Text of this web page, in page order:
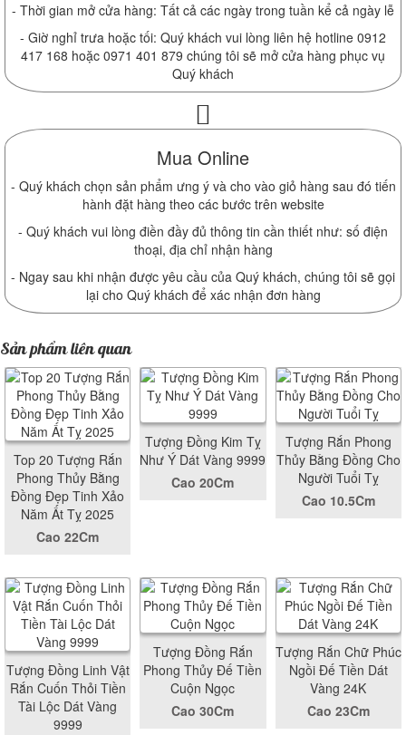
- Thời gian mở cửa hàng: Tất cả các ngày trong tuần kể cả ngày lễ
- Giờ nghỉ trưa hoặc tối: Quý khách vui lòng liên hệ hotline 0912
417 168 hoặc 0971 401 879 chúng tôi sẽ mở cửa hàng phục vụ
Quý khách
Mua Online
- Quý khách chọn sản phẩm ưng ý và cho vào giỏ hàng sau đó tiến
hành đặt hàng theo các bước trên website
- Quý khách vui lòng điền đầy đủ thông tin cần thiết như: số điện
thoại, địa chỉ nhận hàng
- Ngay sau khi nhận được yêu cầu của Quý khách, chúng tôi sẽ gọi
lại cho Quý khách để xác nhận đơn hàng
Sản phẩm liên quan
Top 20 Tượng Rắn
Phong Thủy Bằng
Đồng Đẹp Tinh Xảo
Năm Ất Tỵ 2025
Cao 22Cm
Tượng Đồng Kim Tỵ
Như Ý Dát Vàng 9999
Cao 20Cm
Tượng Rắn Phong
Thủy Bằng Đồng Cho
Người Tuổi Tỵ
Cao 10.5Cm
Tượng Đồng Linh Vật
Rắn Cuốn Thỏi Tiền
Tài Lộc Dát Vàng
9999
Tượng Đồng Rắn
Phong Thủy Đế Tiền
Cuộn Ngọc
Cao 30Cm
Tượng Rắn Chữ Phúc
Ngồi Đế Tiền Dát
Vàng 24K
Cao 23Cm